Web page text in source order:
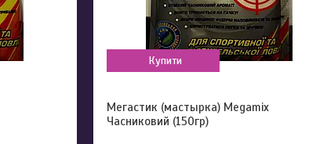
Купити
Мегастик (мастырка) Megamix
Часниковий (150гр)